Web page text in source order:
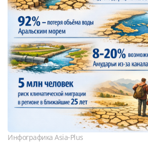
Инфографика Asia-Plus